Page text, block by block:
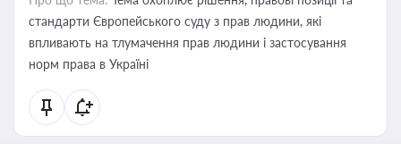
стандарти Європейського суду з прав людини, які
впливають на тлумачення прав людини і застосування
норм права в Україні